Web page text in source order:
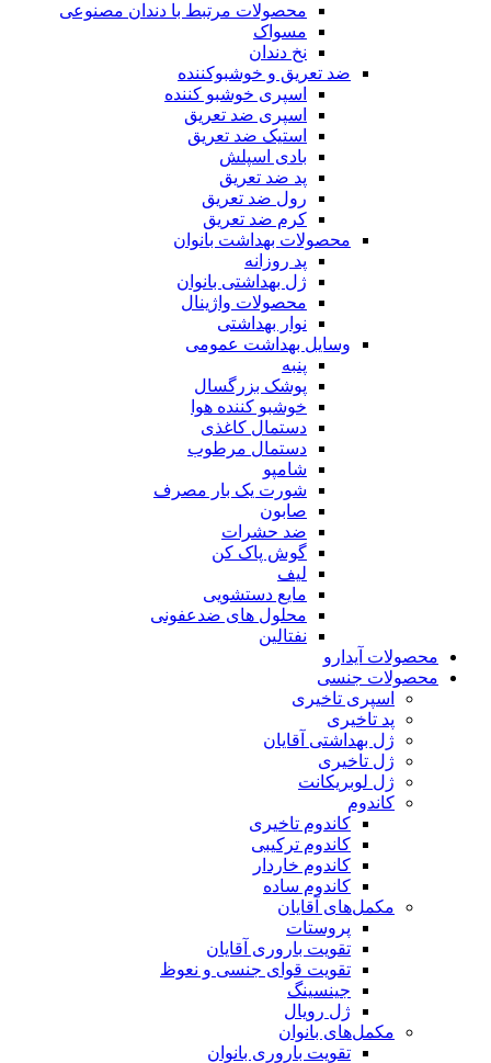
محصولات مرتبط با دندان مصنوعی
مسواک
نخ دندان
ضد تعریق و خوشبوکننده
اسپری خوشبو کننده
اسپری ضد تعریق
استیک ضد تعریق
بادی اسپلش
پد ضد تعریق
رول ضد تعریق
کرم ضد تعریق
محصولات بهداشت بانوان
پد روزانه
ژل بهداشتی بانوان
محصولات واژینال
نوار بهداشتی
وسایل بهداشت عمومی
پنبه
پوشک بزرگسال
خوشبو کننده هوا
دستمال کاغذی
دستمال مرطوب
شامپو
شورت یک بار مصرف
صابون
ضد حشرات
گوش پاک کن
لیف
مایع دستشویی
محلول های ضدعفونی
نفتالین
محصولات آیدارو
محصولات جنسی
اسپری تاخیری
پد تاخیری
ژل بهداشتی آقایان
ژل تاخیری
ژل لوبریکانت
کاندوم
کاندوم تاخیری
کاندوم ترکیبی
کاندوم خاردار
کاندوم ساده
مکمل‌های آقایان
پروستات
تقویت باروری آقایان
تقویت قوای جنسی و نعوظ
جینسینگ
ژل رویال
مکمل‌های بانوان
تقویت باروری بانوان